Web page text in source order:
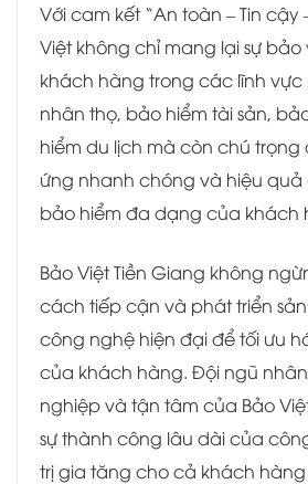
Với cam kết “An toàn – Tin cậy
Việt không chỉ mang lại sự
khách hàng trong các lĩnh vực
nhân thọ, bảo hiểm tài sản,
hiểm du lịch mà còn chú
ứng nhanh chóng và hiệu
bảo hiểm đa dạng của khách
Bảo Việt Tiền Giang không
cách tiếp cận và phát triển
công nghệ hiện đại để tối ưu
của khách hàng. Đội ngũ
nghiệp và tận tâm của Bảo
sự thành công lâu dài của
trị gia tăng cho cả khách